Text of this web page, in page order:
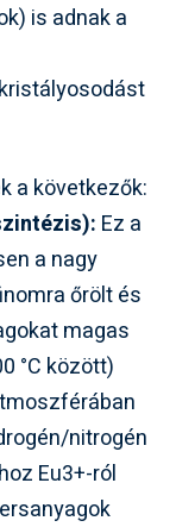
is adnak a
a következők:
Ez a
a nagy
őrölt és
magas
°C között)
nitrogén
Eu3+-ról